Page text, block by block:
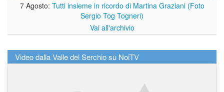
7 Agosto: Tutti insieme in ricordo di Martina Graziani (Foto
Sergio Tog Togneri)
Vai all'archivio
Video dalla Valle del Serchio su NoiTV